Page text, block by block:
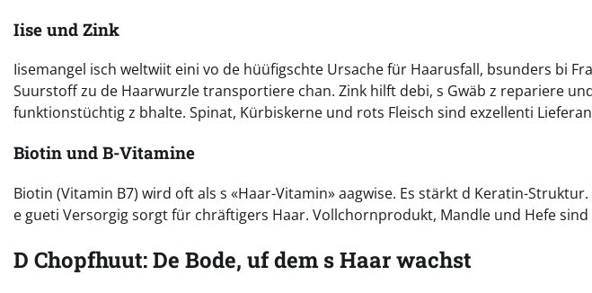
Iise und Zink
Iisemangel isch weltwiit eini vo de hüüfigschte Ursache für Haarusfall, bsunders bi
Suurstoff zu de Haarwurzle transportiere chan. Zink hilft debi, s Gwäb z repariere
funktionstüchtig z bhalte. Spinat, Kürbiskerne und rots Fleisch sind exzellenti
Biotin und B-Vitamine
Biotin (Vitamin B7) wird oft als s «Haar-Vitamin» aagwise. Es stärkt d Keratin-
e gueti Versorgig sorgt für chräftigers Haar. Vollchornprodukt, Mandle und Hefe sind
D Chopfhuut: De Bode, uf dem s Haar wachst